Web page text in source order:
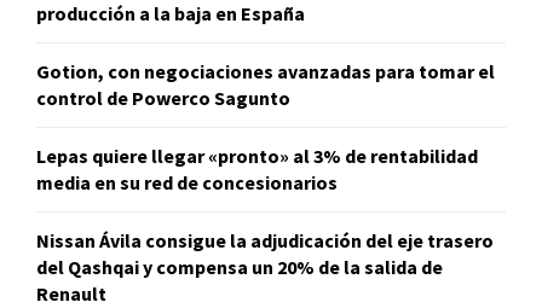
producción a la baja en España
Gotion, con negociaciones avanzadas para tomar el
control de Powerco Sagunto
Lepas quiere llegar «pronto» al 3% de rentabilidad
media en su red de concesionarios
Nissan Ávila consigue la adjudicación del eje trasero
del Qashqai y compensa un 20% de la salida de
Renault